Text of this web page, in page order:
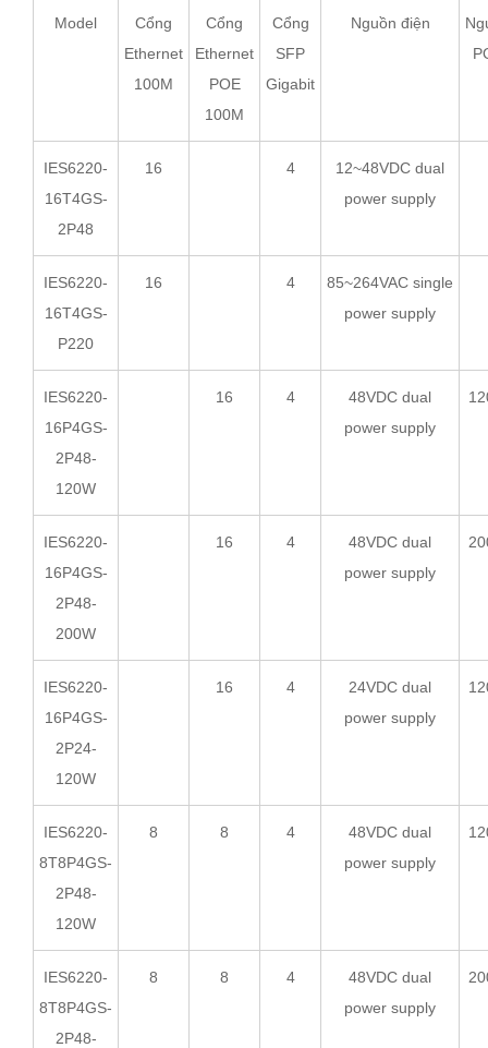
Model
Cổng
Ethernet
100M
Cổng
Ethernet
POE
100M
Cổng
SFP
Gigabit
Nguồn điện
IES6220-
16T4GS-
2P48
16 4
12~48VDC dual
power supply
IES6220-
16T4GS-
P220
16 4
85~264VAC single
power supply
IES6220-
16P4GS-
2P48-
120W
16 4
48VDC dual
power supply
IES6220-
16P4GS-
2P48-
200W
16 4
48VDC dual
power supply
IES6220-
16P4GS-
2P24-
120W
16 4
24VDC dual
power supply
IES6220-
8T8P4GS-
2P48-
120W
8 8 4
48VDC dual
power supply
IES6220-
8T8P4GS-
2P48-
8 8 4
48VDC dual
power supply